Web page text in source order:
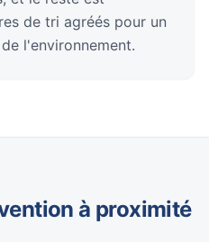
de tri agréés pour un
l'environnement.
à proximité